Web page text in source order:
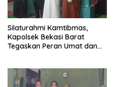
Silaturahmi Kamtibmas,
Kapolsek Bekasi Barat
Tegaskan Peran Umat dan